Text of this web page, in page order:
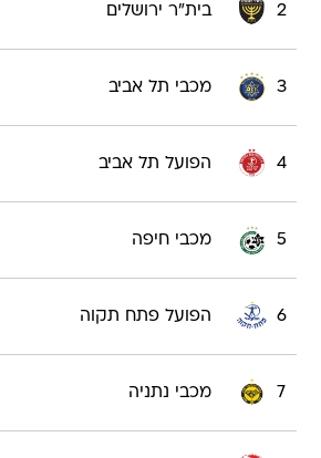
2 בית"ר ירושלים
3 מכבי תל אביב
4 הפועל תל אביב
5 מכבי חיפה
6 הפועל פתח תקוה
7 מכבי נתניה